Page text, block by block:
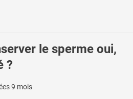
le sperme oui,
?
9 mois